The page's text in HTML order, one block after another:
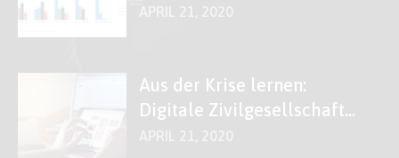
Aus der Krise lernen:
Digitale Zivilgesellschaft